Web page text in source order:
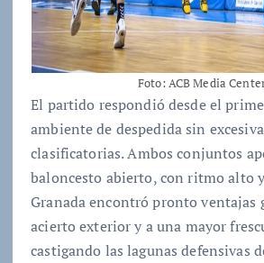
Foto: ACB Media
El partido respondió desde el
ambiente de despedida sin
clasificatorias. Ambos conjuntos
baloncesto abierto, con ritmo alto
Granada encontró pronto ventajas
acierto exterior y a una mayor
castigando las lagunas defensivas